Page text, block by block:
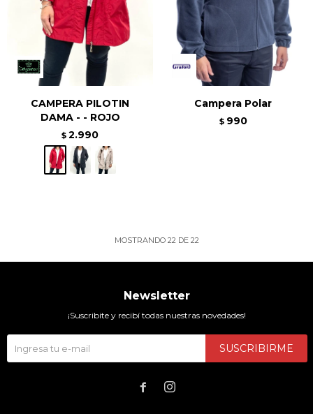
CAMPERA PILOTIN
DAMA - - ROJO
$ 2.990
Campera Polar
$ 990
MOSTRANDO 22 DE 22
Newsletter
¡Suscribite y recibí todas nuestras novedades!
SUSCRIBIRME
 